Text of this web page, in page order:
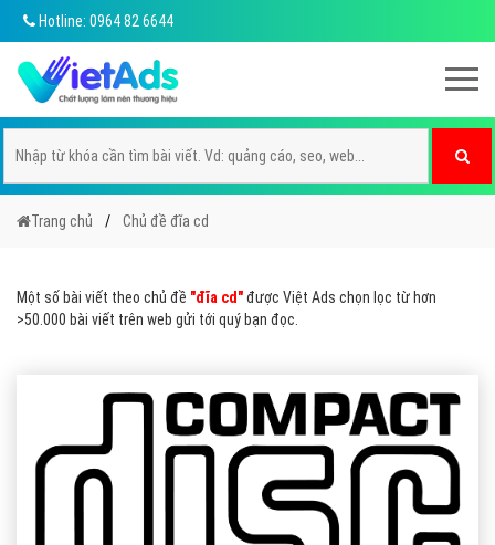
Hotline: 0964 82 6644
Trang chủ Chủ đề đĩa cd
Một số bài viết theo chủ đề "đĩa cd"được Việt Ads chọn lọc từ hơn
>50.000 bài viết trên web gửi tới quý bạn đọc.